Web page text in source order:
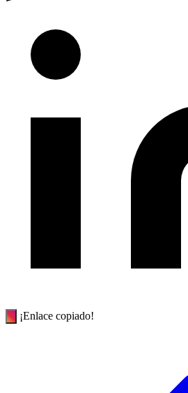
¡Enlace copiado!